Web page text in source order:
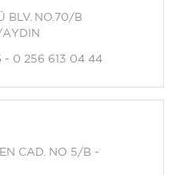
BLV. NO.70/B
- 0 256 613 04 44
CAD. NO 5/B -